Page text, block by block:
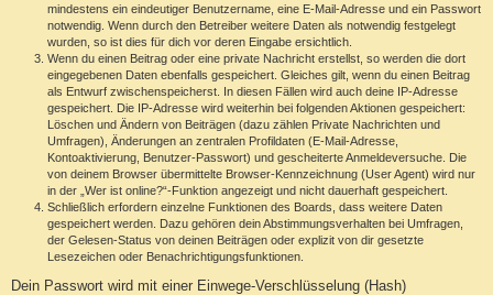
mindestens ein eindeutiger Benutzername, eine E-Mail-Adresse und ein Passwort
notwendig. Wenn durch den Betreiber weitere Daten als notwendig festgelegt
wurden, so ist dies für dich vor deren Eingabe ersichtlich.
Wenn du einen Beitrag oder eine private Nachricht erstellst, so werden die dort
eingegebenen Daten ebenfalls gespeichert. Gleiches gilt, wenn du einen Beitrag
als Entwurf zwischenspeicherst. In diesen Fällen wird auch deine IP-Adresse
gespeichert. Die IP-Adresse wird weiterhin bei folgenden Aktionen gespeichert:
Löschen und Ändern von Beiträgen (dazu zählen Private Nachrichten und
Umfragen), Änderungen an zentralen Profildaten (E-Mail-Adresse,
Kontoaktivierung, Benutzer-Passwort) und gescheiterte Anmeldeversuche. Die
von deinem Browser übermittelte Browser-Kennzeichnung (User Agent) wird nur
in der „Wer ist online?“-Funktion angezeigt und nicht dauerhaft gespeichert.
Schließlich erfordern einzelne Funktionen des Boards, dass weitere Daten
gespeichert werden. Dazu gehören dein Abstimmungsverhalten bei Umfragen,
der Gelesen-Status von deinen Beiträgen oder explizit von dir gesetzte
Lesezeichen oder Benachrichtigungsfunktionen.
Dein Passwort wird mit einer Einwege-Verschlüsselung (Hash)